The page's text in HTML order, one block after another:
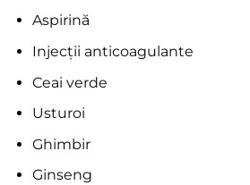
Aspirină
Injecții anticoagulante
Ceai verde
Usturoi
Ghimbir
Ginseng